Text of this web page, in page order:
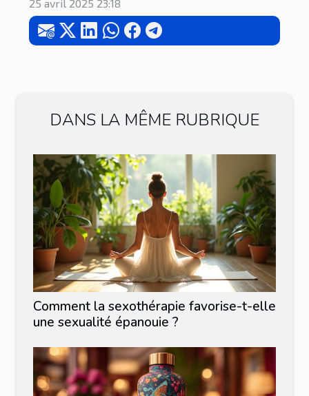
25 avril 2025 23:18
DANS LA MÊME RUBRIQUE
Comment la sexothérapie favorise-t-elle
une sexualité épanouie ?